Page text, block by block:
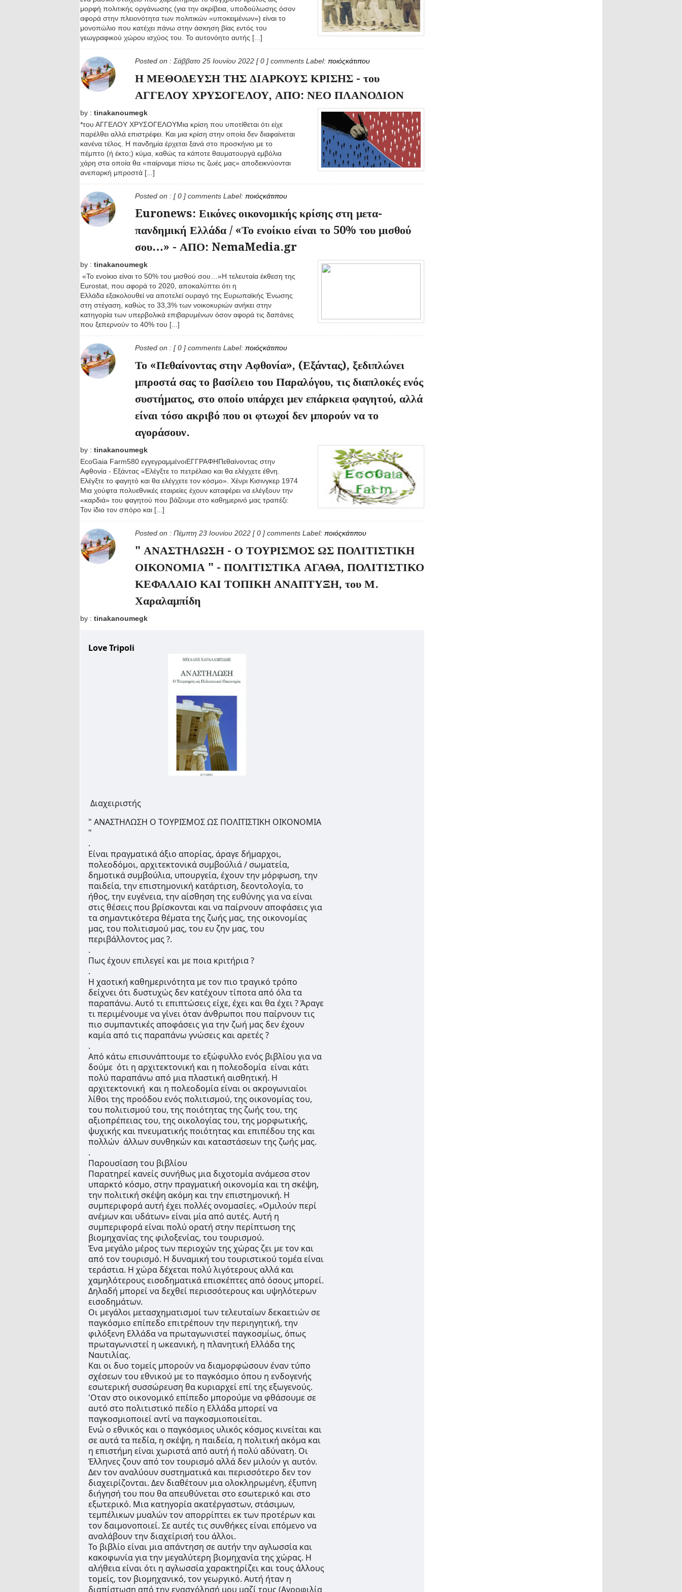
μορφή πολιτικής οργάνωσης (για την ακρίβεια, υποδούλωσης όσον
αφορά στην πλειονότητα των πολιτικών «υποκειμένων») είναι το
μονοπώλιο που κατέχει πάνω στην άσκηση βίας εντός του
γεωγραφικού χώρου ισχύος του. Το αυτονόητο αυτής [...]
Posted on : Σάββατο 25 Ιουνίου 2022 [ 0 ] comments Label: ποιόςκάτιπου
Η ΜΕΘΟΔΕΥΣΗ ΤΗΣ ΔΙΑΡΚΟΥΣ ΚΡΙΣΗΣ - του
ΑΓΓΕΛΟΥ ΧΡΥΣΟΓΕΛΟΥ, ΑΠΟ: ΝΕΟ ΠΛΑΝΟΔΙΟΝ
by : tinakanoumegk
*του ΑΓΓΕΛΟΥ ΧΡΥΣΟΓΕΛΟΥΜια κρίση που υποτίθεται ότι είχε
παρέλθει αλλά επιστρέφει. Και μια κρίση στην οποία δεν διαφαίνεται
κανένα τέλος. Η πανδημία έρχεται ξανά στο προσκήνιο με το
πέμπτο (ή έκτο;) κύμα, καθώς τα κάποτε θαυματουργά εμβόλια
χάρη στα οποία θα «παίρναμε πίσω τις ζωές μας» αποδεικνύονται
ανεπαρκή μπροστά [...]
Posted on : [ 0 ] comments Label: ποιόςκάτιπου
Euronews: Εικόνες οικονομικής κρίσης στη μετα-
πανδημική Ελλάδα / «Το ενοίκιο είναι το 50% του μισθού
σου…» - ΑΠΟ: NemaMedia.gr
by : tinakanoumegk
«Το ενοίκιο είναι το 50% του μισθού σου…»Η τελευταία έκθεση της
Eurostat, που αφορά το 2020, αποκαλύπτει ότι η
Ελλάδα εξακολουθεί να αποτελεί ουραγό της Ευρωπαϊκής Ένωσης
στη στέγαση, καθώς το 33,3% των νοικοκυριών ανήκει στην
κατηγορία των υπερβολικά επιβαρυμένων όσον αφορά τις δαπάνες
που ξεπερνούν το 40% του [...]
Posted on : [ 0 ] comments Label: ποιόςκάτιπου
Το «Πεθαίνοντας στην Αφθονία», (Εξάντας), ξεδιπλώνει
μπροστά σας το βασίλειο του Παραλόγου, τις διαπλοκές ενός
συστήματος, στο οποίο υπάρχει μεν επάρκεια φαγητού, αλλά
είναι τόσο ακριβό που οι φτωχοί δεν μπορούν να το
αγοράσουν.
by : tinakanoumegk
EcoGaia Farm580 εγγεγραμμένοιΕΓΓΡΑΦΗΠεθαίνοντας στην
Αφθονία - Εξάντας «Ελέγξτε το πετρέλαιο και θα ελέγχετε έθνη.
Ελέγξτε το φαγητό και θα ελέγχετε τον κόσμο». Χένρι Κισινγκερ 1974
Μια χούφτα πολυεθνικές εταιρείες έχουν καταφέρει να ελέγξουν την
«καρδιά» του φαγητού που βάζουμε στο καθημερινό μας τραπέζι:
Τον ίδιο τον σπόρο και [...]
Posted on : Πέμπτη 23 Ιουνίου 2022 [ 0 ] comments Label: ποιόςκάτιπου
" ΑΝΑΣΤΗΛΩΣΗ - Ο ΤΟΥΡΙΣΜΟΣ ΩΣ ΠΟΛΙΤΙΣΤΙΚΗ
ΟΙΚΟΝΟΜΙΑ " - ΠΟΛΙΤΙΣΤΙΚΑ ΑΓΑΘΑ, ΠΟΛΙΤΙΣΤΙΚΟ
ΚΕΦΑΛΑΙΟ ΚΑΙ ΤΟΠΙΚΗ ΑΝΑΠΤΥΞΗ, του Μ.
Χαραλαμπίδη
by : tinakanoumegk
Love Tripoli
Διαχειριστής
" ΑΝΑΣΤΗΛΩΣΗ Ο ΤΟΥΡΙΣΜΟΣ ΩΣ ΠΟΛΙΤΙΣΤΙΚΗ ΟΙΚΟΝΟΜΙΑ
"
.
Είναι πραγματικά άξιο απορίας, άραγε δήμαρχοι,
πολεοδόμοι, αρχιτεκτονικά συμβούλιά / σωματεία,
δημοτικά συμβούλια, υπουργεία, έχουν την μόρφωση, την
παιδεία, την επιστημονική κατάρτιση, δεοντολογία, το
ήθος, την ευγένεια, την αίσθηση της ευθύνης για να είναι
στις θέσεις που βρίσκονται και να παίρνουν αποφάσεις για
τα σημαντικότερα θέματα της ζωής μας, της οικονομίας
μας, του πολιτισμού μας, του ευ ζην μας, του
περιβάλλοντος μας ?.
.
Πως έχουν επιλεγεί και με ποια κριτήρια ?
.
Η χαοτική καθημερινότητα με τον πιο τραγικό τρόπο
δείχνει ότι δυστυχώς δεν κατέχουν τίποτα από όλα τα
παραπάνω. Αυτό τι επιπτώσεις είχε, έχει και θα έχει ? Άραγε
τι περιμένουμε να γίνει όταν άνθρωποι που παίρνουν τις
πιο συμπαντικές αποφάσεις για την ζωή μας δεν έχουν
καμία από τις παραπάνω γνώσεις και αρετές ?
.
Από κάτω επισυνάπτουμε το εξώφυλλο ενός βιβλίου για να
δούμε  ότι η αρχιτεκτονική και η πολεοδομία  είναι κάτι
πολύ παραπάνω από μια πλαστική αισθητική. Η
αρχιτεκτονική  και η πολεοδομία είναι οι ακρογωνιαίοι
λίθοι της προόδου ενός πολιτισμού, της οικονομίας του,
του πολιτισμού του, της ποιότητας της ζωής του, της
αξιοπρέπειας του, της οικολογίας του, της μορφωτικής,
ψυχικής και πνευματικής ποιότητας και επιπέδου της και
πολλών  άλλων συνθηκών και καταστάσεων της ζωής μας.
.
Παρουσίαση του βιβλίου
Παρατηρεί κανείς συνήθως μια διχοτομία ανάμεσα στον
υπαρκτό κόσμο, στην πραγματική οικονομία και τη σκέψη,
την πολιτική σκέψη ακόμη και την επιστημονική. Η
συμπεριφορά αυτή έχει πολλές ονομασίες. «Ομιλούν περί
ανέμων και υδάτων» είναι μία από αυτές. Αυτή η
συμπεριφορά είναι πολύ ορατή στην περίπτωση της
βιομηχανίας της φιλοξενίας, του τουρισμού.
Ένα μεγάλο μέρος των περιοχών της χώρας ζει με τον και
από τον τουρισμό. Η δυναμική του τουριστικού τομέα είναι
τεράστια. Η χώρα δέχεται πολύ λιγότερους αλλά και
χαμηλότερους εισοδηματικά επισκέπτες από όσους μπορεί.
Δηλαδή μπορεί να δεχθεί περισσότερους και υψηλότερων
εισοδημάτων.
Οι μεγάλοι μετασχηματισμοί των τελευταίων δεκαετιών σε
παγκόσμιο επίπεδο επιτρέπουν την περιηγητική, την
φιλόξενη Ελλάδα να πρωταγωνιστεί παγκοσμίως, όπως
πρωταγωνιστεί η ωκεανική, η πλανητική Ελλάδα της
Ναυτιλίας.
Και οι δυο τομείς μπορούν να διαμορφώσουν έναν τύπο
σχέσεων του εθνικού με το παγκόσμιο όπου η ενδογενής
εσωτερική συσσώρευση θα κυριαρχεί επί της εξωγενούς.
'Οταν στο οικονομικό επίπεδο μπορούμε να φθάσουμε σε
αυτό στο πολιτιστικό πεδίο η Ελλάδα μπορεί να
παγκοσμιοποιεί αντί να παγκοσμιοποιείται.
Ενώ ο εθνικός και ο παγκόσμιος υλικός κόσμος κινείται και
σε αυτά τα πεδία, η σκέψη, η παιδεία, η πολιτική ακόμα και
η επιστήμη είναι χωριστά από αυτή ή πολύ αδύνατη. Οι
Έλληνες ζουν από τον τουρισμό αλλά δεν μιλούν γι αυτόν.
Δεν τον αναλύουν συστηματικά και περισσότερο δεν τον
διαχειρίζονται. Δεν διαθέτουν μια ολοκληρωμένη, έξυπνη
διήγησή του που θα απευθύνεται στο εσωτερικό και στο
εξωτερικό. Μια κατηγορία ακατέργαστων, στάσιμων,
τεμπέλικων μυαλών τον απορρίπτει εκ των προτέρων και
τον δαιμονοποιεί. Σε αυτές τις συνθήκες είναι επόμενο να
αναλάβουν την διαχείρισή του άλλοι.
Το βιβλίο είναι μια απάντηση σε αυτήν την αγλωσσία και
κακοφωνία για την μεγαλύτερη βιομηχανία της χώρας. Η
αλήθεια είναι ότι η αγλωσσία χαρακτηρίζει και τους άλλους
τομείς, τον βιομηχανικό, τον γεωργικό. Αυτή ήταν η
διαπίστωση από την ενασχόλησή μου μαζί τους (Αγροφιλία